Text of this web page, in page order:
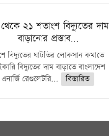
২১ শতাংশ বিদ্যুতের দাম
বাড়ানোর প্রস্তাব…
বিদ্যুতের ঘাটতির লোকসান কমাতে
বিদ্যুতের দাম বাড়াতে বাংলাদেশ
এনার্জি রেগুলেটরি...
বিস্তারিত